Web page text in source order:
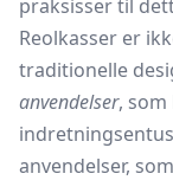
praksisser til
Reolkasser er
traditionelle
anvendelser,
anvendelser,